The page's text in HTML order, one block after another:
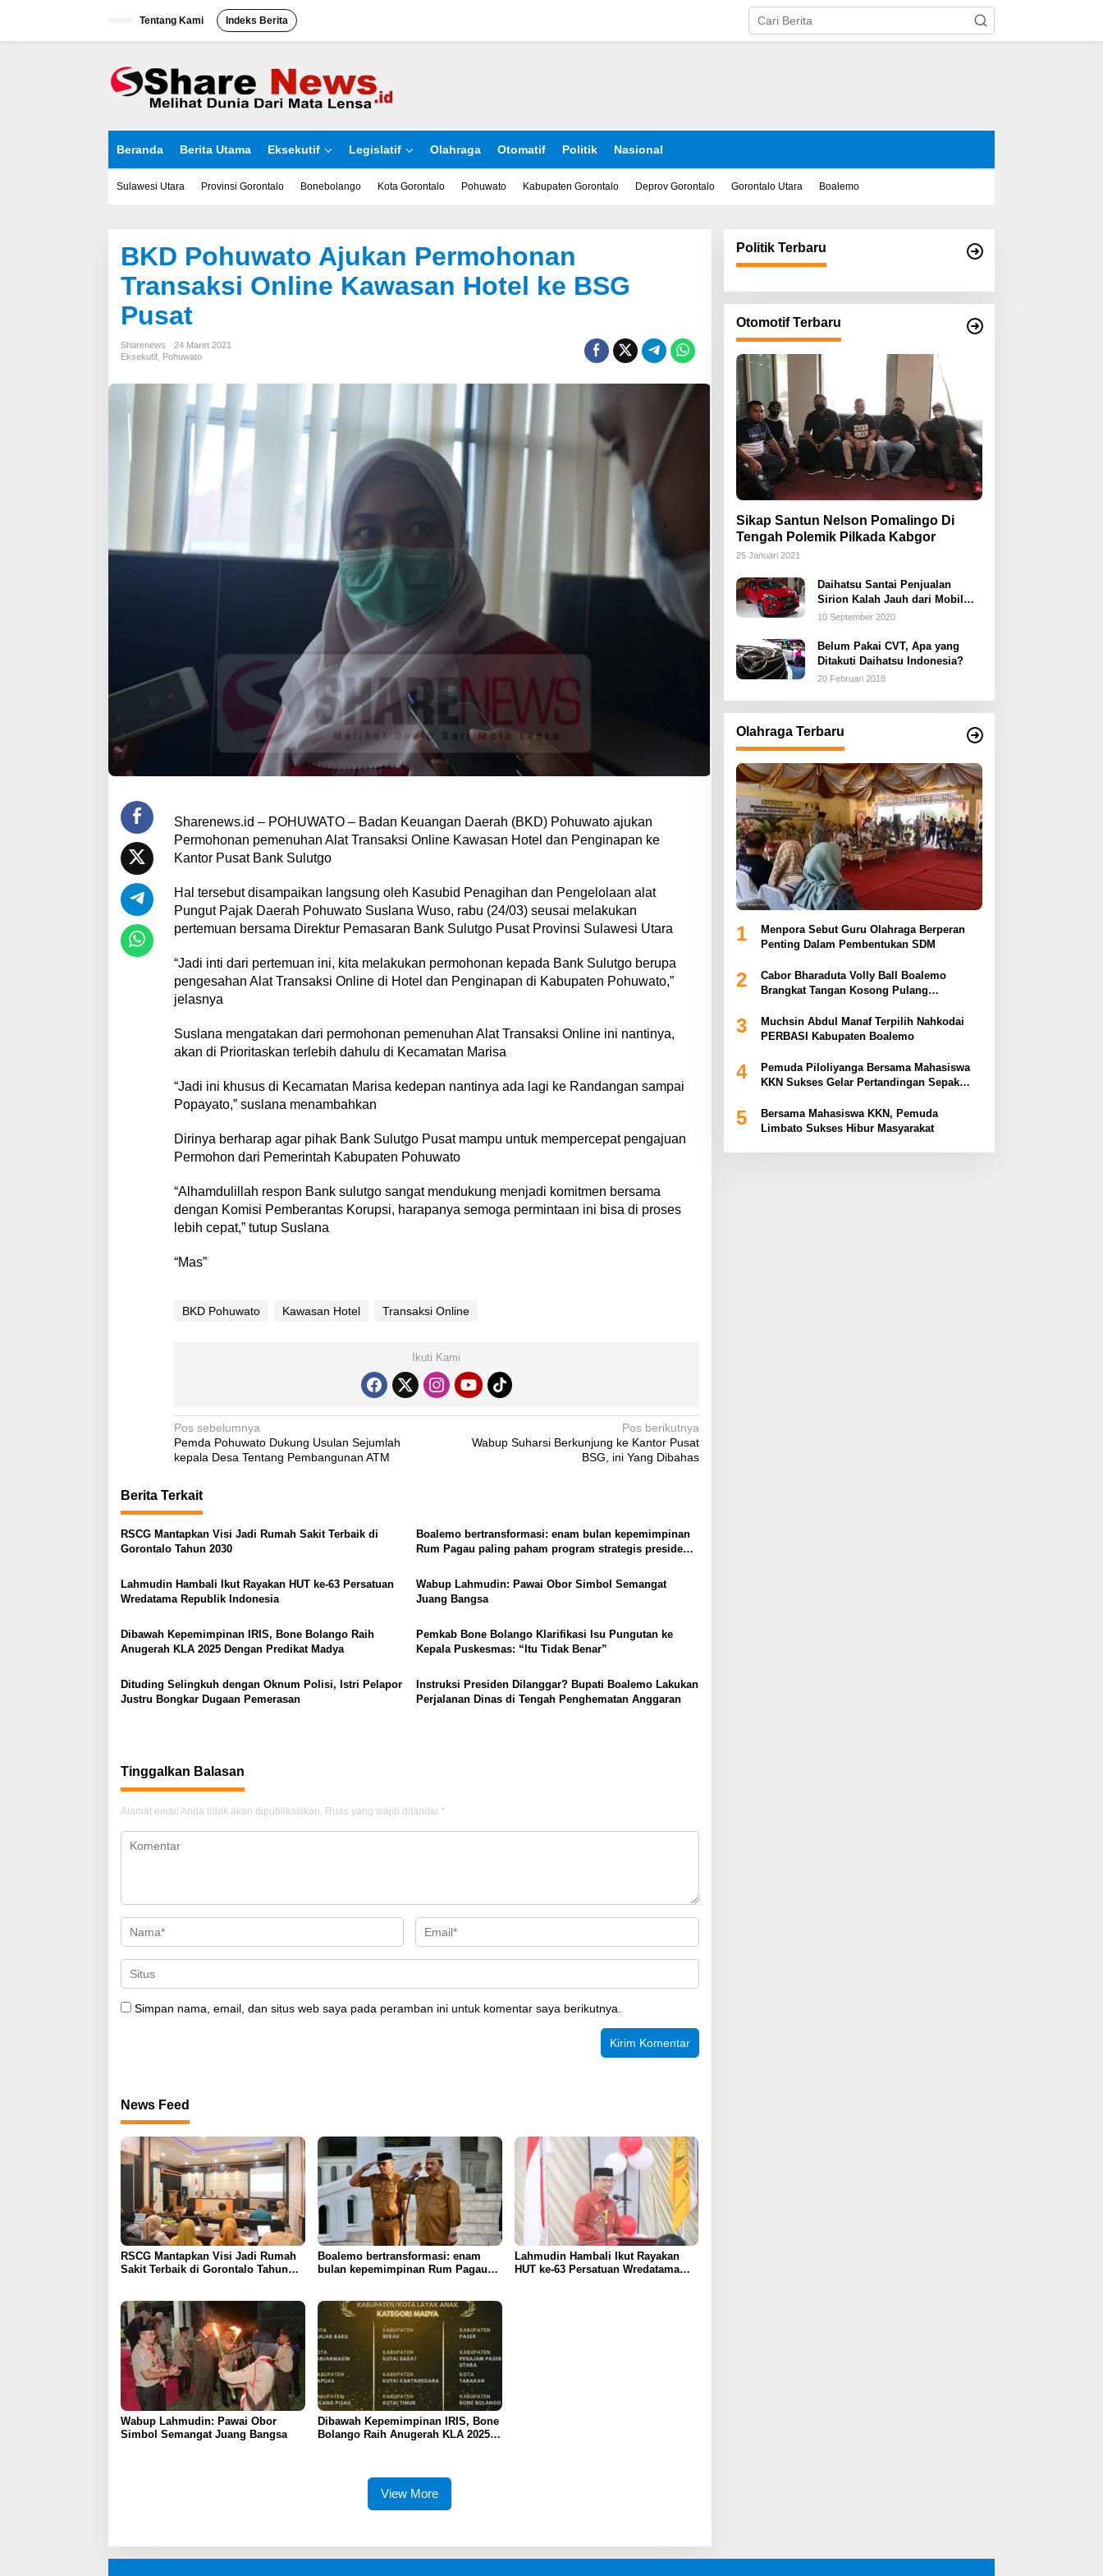
Tentang Kami Indeks Berita
Beranda Berita Utama Eksekutif Legislatif Olahraga Otomatif Politik Nasional
Sulawesi Utara Provinsi Gorontalo Bonebolango Kota Gorontalo Pohuwato Kabupaten Gorontalo Deprov Gorontalo Gorontalo Utara Boalemo
BKD Pohuwato Ajukan Permohonan
Transaksi Online Kawasan Hotel ke BSG
Pusat
Sharenews
24 Maret 2021
Eksekutif Pohuwato
Sharenews.id – POHUWATO – Badan Keuangan Daerah (BKD) Pohuwato ajukan
Permohonan pemenuhan Alat Transaksi Online Kawasan Hotel dan Penginapan ke
Kantor Pusat Bank Sulutgo
Hal tersebut disampaikan langsung oleh Kasubid Penagihan dan Pengelolaan alat
Pungut Pajak Daerah Pohuwato Suslana Wuso, rabu (24/03) seusai melakukan
pertemuan bersama Direktur Pemasaran Bank Sulutgo Pusat Provinsi Sulawesi Utara
“Jadi inti dari pertemuan ini, kita melakukan permohonan kepada Bank Sulutgo berupa
pengesahan Alat Transaksi Online di Hotel dan Penginapan di Kabupaten Pohuwato,”
jelasnya
Suslana mengatakan dari permohonan pemenuhan Alat Transaksi Online ini nantinya,
akan di Prioritaskan terlebih dahulu di Kecamatan Marisa
“Jadi ini khusus di Kecamatan Marisa kedepan nantinya ada lagi ke Randangan sampai
Popayato,” suslana menambahkan
Dirinya berharap agar pihak Bank Sulutgo Pusat mampu untuk mempercepat pengajuan
Permohon dari Pemerintah Kabupaten Pohuwato
“Alhamdulillah respon Bank sulutgo sangat mendukung menjadi komitmen bersama
dengan Komisi Pemberantas Korupsi, harapanya semoga permintaan ini bisa di proses
lebih cepat,” tutup Suslana
“Mas”
BKD Pohuwato Kawasan Hotel Transaksi Online
Ikuti Kami
N
a
i
g
a
i
o
Pos sebelumnya
Pemda Pohuwato Dukung Usulan Sejumlah
kepala Desa Tentang Pembangunan ATM
Pos berikutnya
Wabup Suharsi Berkunjung ke Kantor Pusat
BSG, ini Yang Dibahas
Berita Terkait
RSCG Mantapkan Visi Jadi Rumah Sakit Terbaik di
Gorontalo Tahun 2030
Boalemo bertransformasi: enam bulan kepemimpinan
Rum Pagau paling paham program strategis presiden
Lahmudin Hambali Ikut Rayakan HUT ke-63 Persatuan
Wredatama Republik Indonesia
Wabup Lahmudin: Pawai Obor Simbol Semangat
Juang Bangsa
Dibawah Kepemimpinan IRIS, Bone Bolango Raih
Anugerah KLA 2025 Dengan Predikat Madya
Pemkab Bone Bolango Klarifikasi Isu Pungutan ke
Kepala Puskesmas: “Itu Tidak Benar”
Dituding Selingkuh dengan Oknum Polisi, Istri Pelapor
Justru Bongkar Dugaan Pemerasan
Instruksi Presiden Dilanggar? Bupati Boalemo Lakukan
Perjalanan Dinas di Tengah Penghematan Anggaran
Tinggalkan Balasan
Alamat email Anda tidak akan dipublikasikan. Ruas yang wajib ditandai *
Simpan nama, email, dan situs web saya pada peramban ini untuk komentar saya berikutnya.
News Feed
RSCG Mantapkan Visi Jadi Rumah
Sakit Terbaik di Gorontalo Tahun
Boalemo bertransformasi: enam
bulan kepemimpinan Rum Pagau
Lahmudin Hambali Ikut Rayakan
HUT ke-63 Persatuan Wredatama
Wabup Lahmudin: Pawai Obor
Simbol Semangat Juang Bangsa
Dibawah Kepemimpinan IRIS, Bone
Bolango Raih Anugerah KLA 2025
View More
Politik Terbaru
Otomotif Terbaru
Sikap Santun Nelson Pomalingo Di
Tengah Polemik Pilkada Kabgor
25 Januari 2021
Daihatsu Santai Penjualan
Sirion Kalah Jauh dari Mobil
LCGC
10 September 2020
Belum Pakai CVT, Apa yang
Ditakuti Daihatsu Indonesia?
20 Februari 2018
Olahraga Terbaru
1
Menpora Sebut Guru Olahraga Berperan
Penting Dalam Pembentukan SDM
2
Cabor Bharaduta Volly Ball Boalemo
Brangkat Tangan Kosong Pulang
3
Muchsin Abdul Manaf Terpilih Nahkodai
PERBASI Kabupaten Boalemo
4
Pemuda Piloliyanga Bersama Mahasiswa
KKN Sukses Gelar Pertandingan Sepak
5
Bersama Mahasiswa KKN, Pemuda
Limbato Sukses Hibur Masyarakat